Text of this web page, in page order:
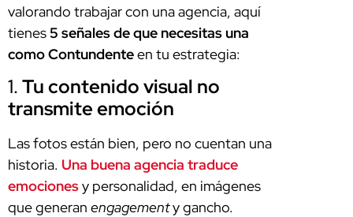
valorando trabajar con una agencia, aquí
tienes5 señales de que necesitas una
como Contundenteen tu estrategia:
1.Tu contenido visual no
transmite emoción
Las fotos están bien, pero no cuentan una
historia. Una buena agencia traduce
emocionesy personalidad, en imágenes
que generan engagementy gancho.